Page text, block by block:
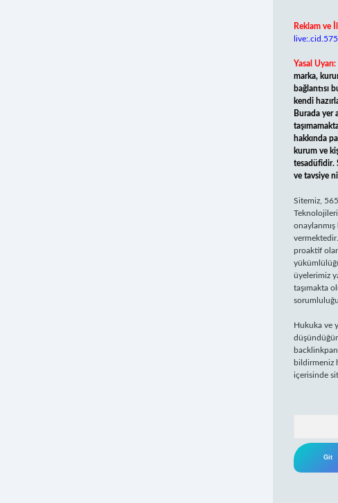
Reklam ve
Yasal Uyarı:
marka,
bağlantısı
kendi
Burada yer
hakkında
kurum ve
tesadüfidir.
ve tavsiye
Sitemiz,
onaylanmış
proaktif
üyelerimiz
taşımakta
Hukuka ve
bildirmeniz
içerisinde